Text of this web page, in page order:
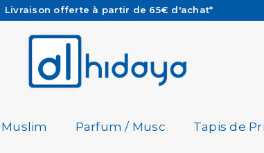
Commandes passées avant 15h (lun au Vend)
Besoin d'aide ? Retrouvez notre FAQ
Livraison offerte à partir de 65€ d'achat*
Parfum / Musc Tapis de